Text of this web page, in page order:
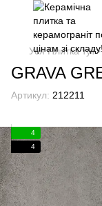
Уся Плитка тут>
GRAVA
Артикул: 212211
4
4